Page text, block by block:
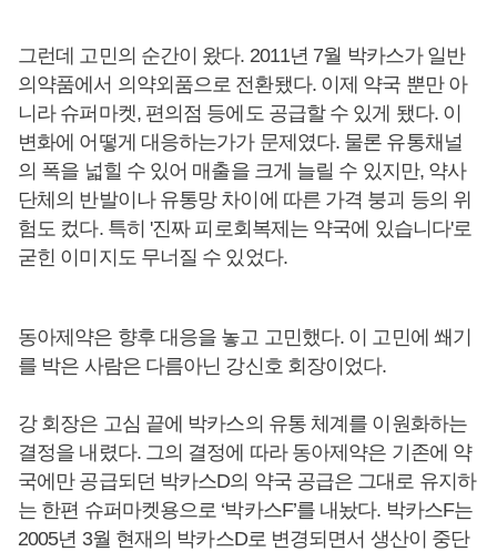
그런데 고민의 순간이 왔다. 2011년 7월 박카스가 일반
의약품에서 의약외품으로 전환됐다. 이제 약국 뿐만 아
니라 슈퍼마켓, 편의점 등에도 공급할 수 있게 됐다. 이
변화에 어떻게 대응하는가가 문제였다. 물론 유통채널
의 폭을 넓힐 수 있어 매출을 크게 늘릴 수 있지만, 약사
단체의 반발이나 유통망 차이에 따른 가격 붕괴 등의 위
험도 컸다. 특히 '진짜 피로회복제는 약국에 있습니다'로
굳힌 이미지도 무너질 수 있었다.
동아제약은 향후 대응을 놓고 고민했다. 이 고민에 쐐기
를 박은 사람은 다름아닌 강신호 회장이었다.
강 회장은 고심 끝에 박카스의 유통 체계를 이원화하는
결정을 내렸다. 그의 결정에 따라 동아제약은 기존에 약
국에만 공급되던 박카스D의 약국 공급은 그대로 유지하
는 한편 슈퍼마켓용으로 ‘박카스F’를 내놨다. 박카스F는
2005년 3월 현재의 박카스D로 변경되면서 생산이 중단